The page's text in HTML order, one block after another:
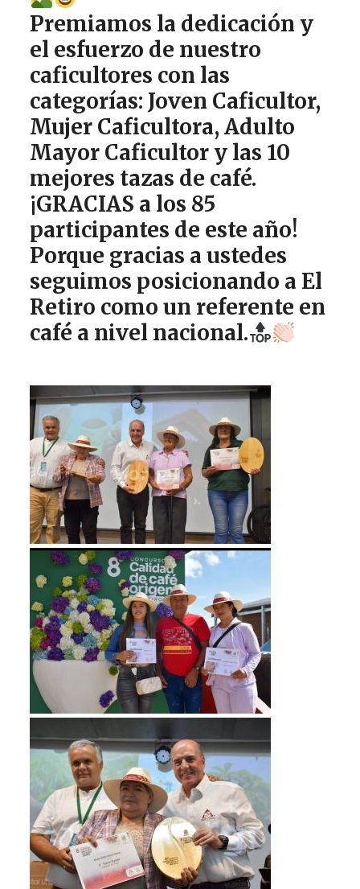
Premiamos la dedicación y
el esfuerzo de nuestro
caficultores con las
categorías: Joven Caficultor,
Mujer Caficultora, Adulto
Mayor Caficultor y las 10
mejores tazas de café.
¡GRACIAS a los 85
participantes de este año!
Porque gracias a ustedes
seguimos posicionando a El
Retiro como un referente en
café a nivel nacional.